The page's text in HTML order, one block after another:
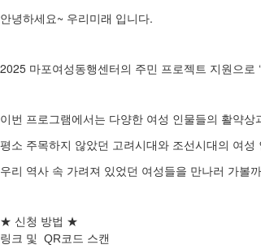
사회서비스
안녕하세요 ~ 우리미래 입니다.
2025 마포여성동행센터의 주민 프로젝트 지원으로 ‘
이번 프로그램에서는 다양한 여성 인물들의 활약상
평소 주목하지 않았던 고려시대와 조선시대의 여성
우리 역사 속 가려져 있었던 여성들을 만나러 가볼
★ 신청 방법 ★
링크 및 QR코드 스캔